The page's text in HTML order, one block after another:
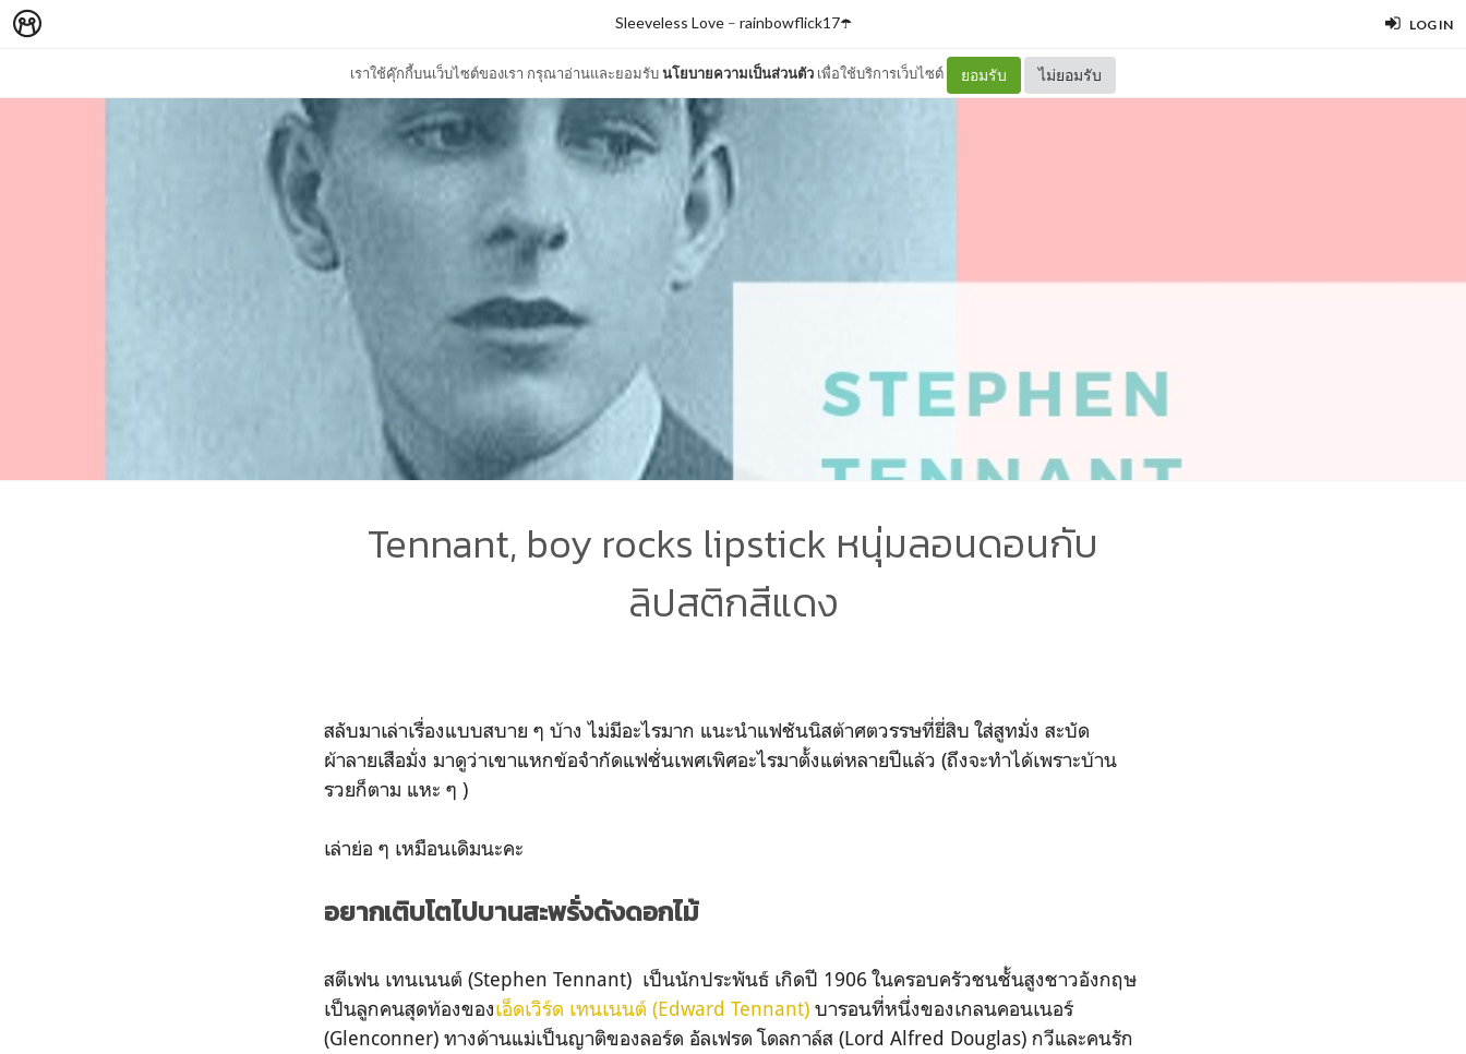
LOG IN
เราใช้คุ๊กกี้บนเว็บไซต์ของเรา กรุณาอ่านและยอมรับนโยบายความเป็นส่วนตัว เพื่อใช้บริการเว็บไซต์ ยอมรับ ไม่ยอมรับ
Sleeveless Love– rainbowflick17☂️
Tennant, boy rocks lipstick หนุ่มลอนดอนกับ
ลิปสติกสีแดง
สลับมาเล่าเรื่องแบบสบาย ๆ บ้าง ไม่มีอะไรมาก แนะนำแฟชันนิสต้าศตวรรษที่ยี่สิบ ใส่สูทมั่ง สะบัด
ผ้าลายเสือมั่ง มาดูว่าเขาแหกข้อจำกัดแฟชั่นเพศเพิศอะไรมาตั้งแต่หลายปีแล้ว (ถึงจะทำได้เพราะบ้าน
รวยก็ตาม แหะ ๆ )
เล่าย่อ ๆ เหมือนเดิมนะคะ
อยากเติบโตไปบานสะพรั่งดังดอกไม้
สตีเฟน เทนเนนต์ (Stephen Tennant) เป็นนักประพันธ์ เกิดปี 1906 ในครอบครัวชนชั้นสูงชาวอังกฤษ
เป็นลูกคนสุดท้องของเอ็ดเวิร์ด เทนเนนต์ (Edward Tennant) บารอนที่หนึ่งของเกลนคอนเนอร์
(Glenconner) ทางด้านแม่เป็นญาติของลอร์ด อัลเฟรด โดลกาล์ส (Lord Alfred Douglas) กวีและคนรัก